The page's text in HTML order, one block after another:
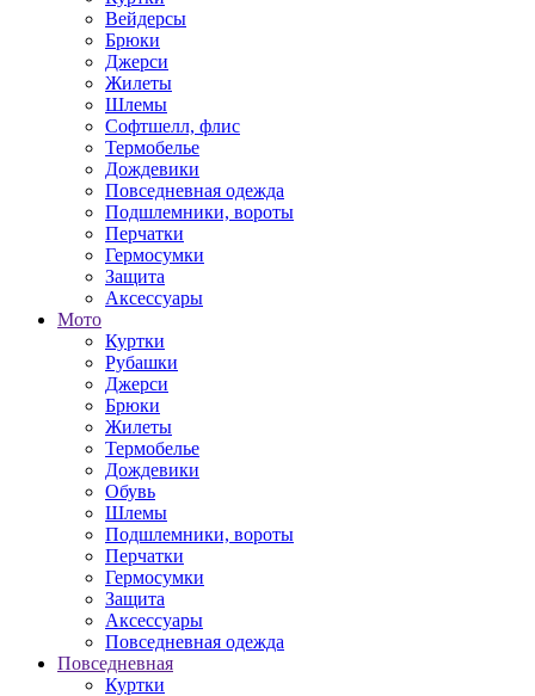
Вейдерсы
Брюки
Джерси
Жилеты
Шлемы
Софтшелл, флис
Термобелье
Дождевики
Повседневная одежда
Подшлемники, вороты
Перчатки
Гермосумки
Защита
Аксессуары
Мото
Куртки
Рубашки
Джерси
Брюки
Жилеты
Термобелье
Дождевики
Обувь
Шлемы
Подшлемники, вороты
Перчатки
Гермосумки
Защита
Аксессуары
Повседневная одежда
Повседневная
Куртки